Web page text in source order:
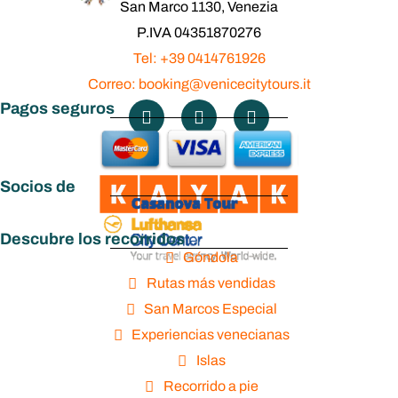
Ducale
San Marco 1130, Venezia
P.IVA 04351870276
Tel: +39 0414761926
Correo: booking@venicecitytours.it
Pagos seguros
Socios de
Descubre los recorridos
Góndola
Rutas más vendidas
San Marcos Especial
Experiencias venecianas
Islas
Recorrido a pie